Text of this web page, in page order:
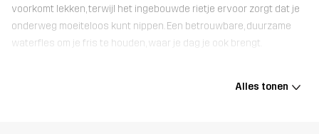
voorkomt lekken, terwijl het ingebouwde rietje ervoor zorgt dat je
onderweg moeiteloos kunt nippen. Een betrouwbare, duurzame
waterfles om je fris te houden, waar je dag je ook brengt.
Alles tonen